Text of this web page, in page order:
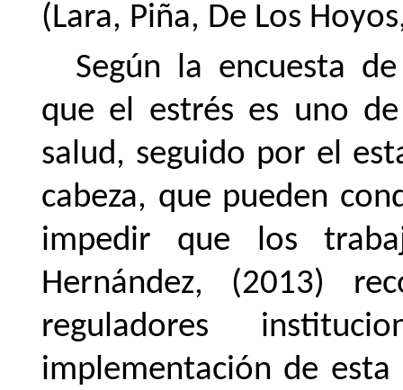
(Lara, Piña, De Los
Según la encuesta
que el estrés es uno
salud, seguido por el
cabeza, que pueden
impedir que los
Hernández, (2013)
reguladores
implementación de